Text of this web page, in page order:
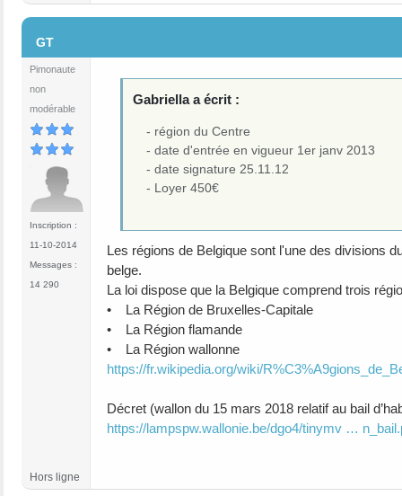
GT
Pimonaute
non
modérable
Inscription :
11-10-2014
Messages :
14 290
Gabriella a écrit :
- région du Centre
- date d'entrée en vigueur 1er janv 2013
- date signature 25.11.12
- Loyer 450€
Les régions de Belgique sont l'une des divisions
belge.
La loi dispose que la Belgique comprend trois
• La Région de Bruxelles-Capitale
• La Région flamande
• La Région wallonne
https://fr.wikipedia.org/wiki/
Décret (wallon du 15 mars 2018 relatif au bail
https://lampspw.wallonie.be/dgo4/tinymv …
Hors ligne